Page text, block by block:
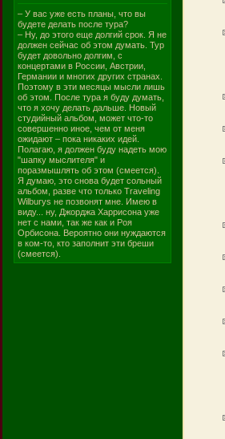
– У вас уже есть планы, что вы
будете делать после тура?
– Ну, до этого еще долгий срок. Я не
должен сейчас об этом думать. Тур
будет довольно долгим, с
концертами в России, Австрии,
Германии и многих других странах.
Поэтому в эти месяцы мысли лишь
об этом. После тура я буду думать,
что я хочу делать дальше. Новый
студийный альбом, может что-то
совершенно иное, чем от меня
ожидают – пока никаких идей.
Полагаю, я должен буду надеть мою
"шапку мыслителя" и
поразмышлять об этом (смеется).
Я думаю, это снова будет сольный
альбом, разве что только Traveling
Wilburys не позвонят мне. Имею в
виду... ну, Джорджа Харрисона уже
нет с нами, так же как и Роя
Орбисона. Вероятно они нуждаются
в ком-то, кто заполнит эти бреши
(смеется).